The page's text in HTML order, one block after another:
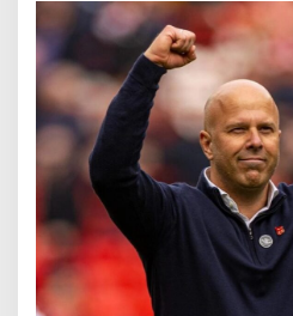
I
M
A
K
O
N
A
T
É